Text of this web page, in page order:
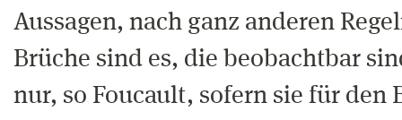
Aussagen, nach ganz anderen
Brüche sind es, die beobachtbar
nur, so Foucault, sofern sie für den